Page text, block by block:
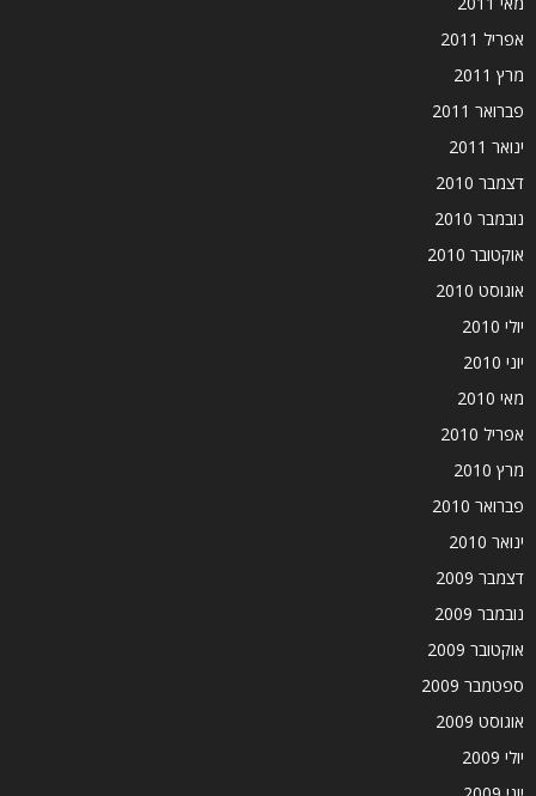
אפריל 2011
מרץ 2011
פברואר 2011
ינואר 2011
דצמבר 2010
נובמבר 2010
אוקטובר 2010
אוגוסט 2010
יולי 2010
יוני 2010
מאי 2010
אפריל 2010
מרץ 2010
פברואר 2010
ינואר 2010
דצמבר 2009
נובמבר 2009
אוקטובר 2009
ספטמבר 2009
אוגוסט 2009
יולי 2009